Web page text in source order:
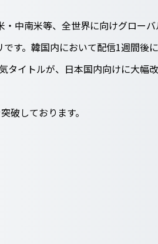
・中南米等、全世界に向けグロー
す。韓国内において配信1週間後
イトルが、日本国内向けに大幅
破しております。